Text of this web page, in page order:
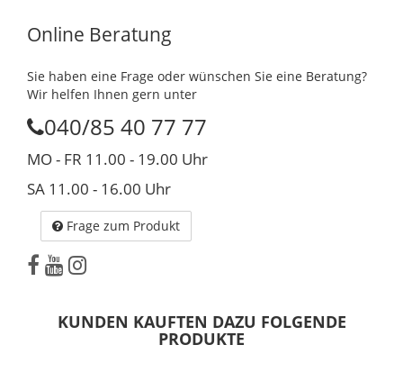
Online Beratung
Sie haben eine Frage oder wünschen Sie eine Beratung?
Wir helfen Ihnen gern unter
040/85 40 77 77
MO - FR 11.00 - 19.00 Uhr
SA 11.00 - 16.00 Uhr
Frage zum Produkt
KUNDEN KAUFTEN DAZU FOLGENDE
PRODUKTE